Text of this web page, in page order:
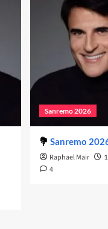
Sanremo 2026
Sanremo
Raphael Mair
4